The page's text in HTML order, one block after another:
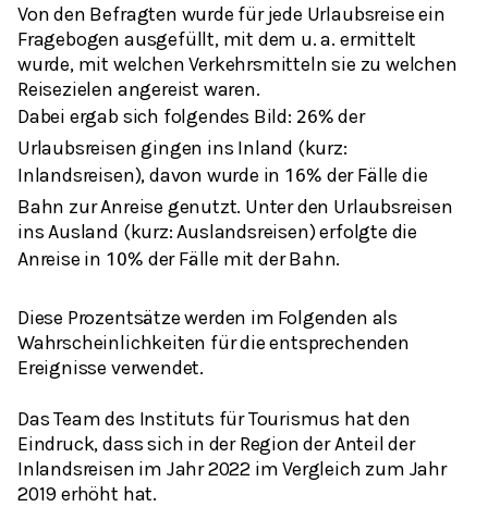
Von den Befragten wurde für jede Urlaubsreise ein
Fragebogen ausgefüllt, mit dem u. a. ermittelt
wurde, mit welchen Verkehrsmitteln sie zu welchen
Reisezielen angereist waren.
Dabei ergab sich folgendes Bild: 26% der
Urlaubsreisen gingen ins Inland (kurz:
Inlandsreisen), davon wurde in 16% der Fälle die
Bahn zur Anreise genutzt. Unter den Urlaubsreisen
ins Ausland (kurz: Auslandsreisen) erfolgte die
Anreise in 10% der Fälle mit der Bahn.
Diese Prozentsätze werden im Folgenden als
Wahrscheinlichkeiten für die entsprechenden
Ereignisse verwendet.
Das Team des Instituts für Tourismus hat den
Eindruck, dass sich in der Region der Anteil der
Inlandsreisen im Jahr 2022 im Vergleich zum Jahr
2019 erhöht hat.